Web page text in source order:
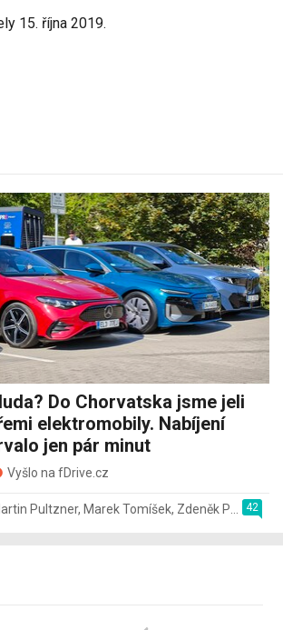
15. října 2019.
Do Chorvatska jsme jeli
elektromobily. Nabíjení
jen pár minut
Vyšlo na fDrive.cz
42
Pultzner, Marek Tomíšek, Zdeněk Pečený